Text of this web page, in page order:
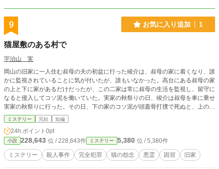
9 お気に入り追加 1
猫屋敷のある村で
宇治山 実
岡山の旧家に一人住む叔母の夫の初盆に行った竣介は、叔母の家に着くなり、誰
かに監視されていることに気が付いたが、誰もいなかった。高台にある叔母の家
の上と下に家があるだけだったが、この二家は常に叔母の生活を監視し、留守に
なると侵入してコソ泥を働いていた。実家の秋祭りの日、竣介は叔母を車に乗せ
実家の秋祭りに行った。その日、下の家のコソ泥が頭蓋骨打撲で死ぬと、上の家
のコソ泥も農薬を誤飲して翌日死んだ。岡山県警の吉原警部補は叔母以外犯人は
いないと、捜査を開始するが、竣介と叔母は実家の秋祭りに参加していた完璧な
アリバイがあった。
ミステリー 完結 短編
24h.ポイント 0pt
小説 228,643 位 / 228,643件 ミステリー 5,380 位 / 5,380件
ミステリー 殺人事件 完全犯罪 猫の怨念 悪霊 因習 旧家